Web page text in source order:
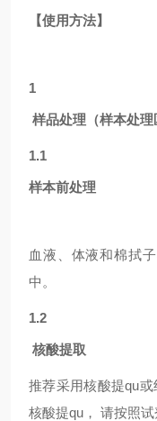
【使用方法】
1
样品处理（样本处理
1.1
样本前处理
血液、体液和棉拭
中。
1.2
核酸提取
推荐采用核酸提qu
核酸提qu， 请按照试